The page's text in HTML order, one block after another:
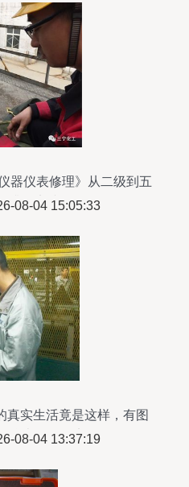
器仪表修理》从二级到五
升级实践
08-04 15:05:33
真实生活竟是这样，有图
仪表修理纪实
08-04 13:37:19